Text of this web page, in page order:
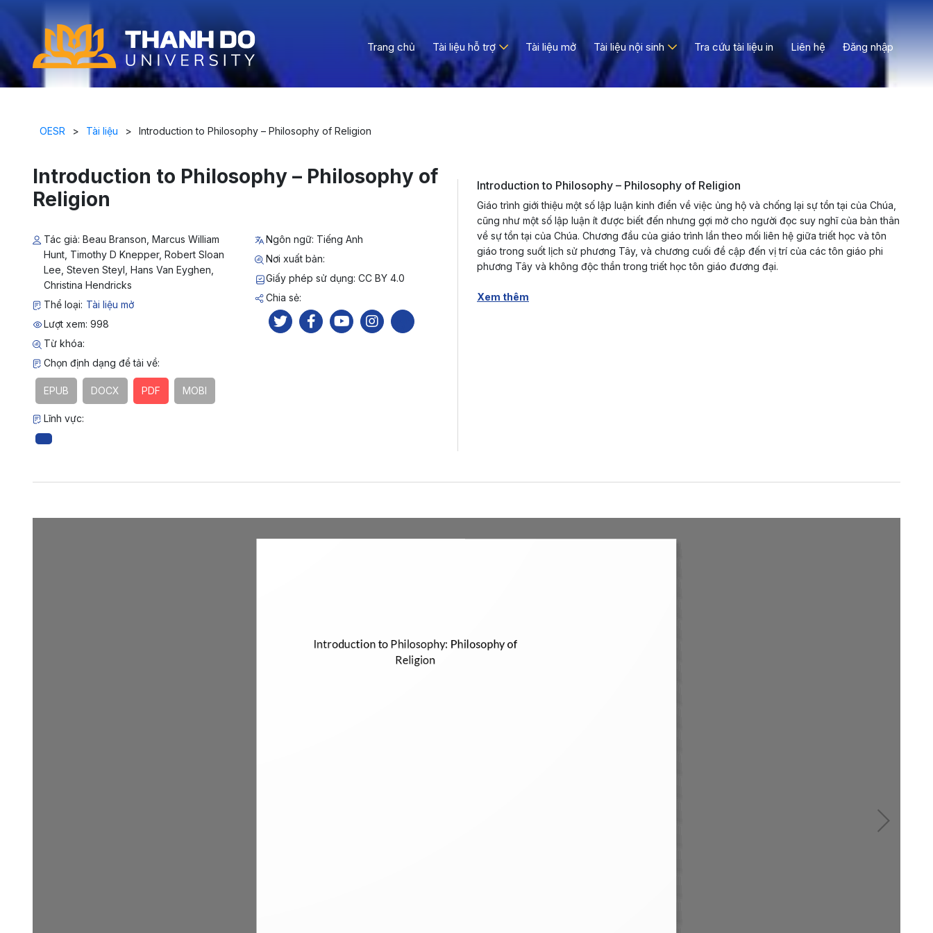
Trang chủ Tài liệu hỗ trợ Tài liệu mở Tài liệu nội sinh Tra cứu tài liệu in Liên hệ Đăng nhập
OESR > Tài liệu > Introduction to Philosophy – Philosophy of Religion
Introduction to Philosophy – Philosophy of
Religion
Tác giả: Beau Branson, Marcus William
Hunt, Timothy D Knepper, Robert Sloan
Lee, Steven Steyl, Hans Van Eyghen,
Christina Hendricks
Thể loại: Tài liệu mở
Lượt xem: 998
Từ khóa:
Chọn định dạng để tải về:
EPUB DOCX PDF MOBI
Lĩnh vực:
Ngôn ngữ: Tiếng Anh
Nơi xuất bản:
Giấy phép sử dụng: CC BY 4.0
Chia sẻ:
Introduction to Philosophy – Philosophy of Religion
Giáo trình giới thiệu một số lập luận kinh điển về việc ủng hộ và chống lại sự tồn tại của Chúa,
cũng như một số lập luận ít được biết đến nhưng gợi mở cho người đọc suy nghĩ của bản thân
về sự tồn tại của Chúa. Chương đầu của giáo trình lần theo mối liên hệ giữa triết học và tôn
giáo trong suốt lịch sử phương Tây, và chương cuối đề cập đến vị trí của các tôn giáo phi
phương Tây và không độc thần trong triết học tôn giáo đương đại.
Xem thêm